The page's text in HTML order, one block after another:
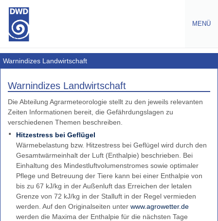
MENÜ
Warnungen
Amtliche
Warnungen
Wetterwarnungen
Europa
Gesundheit
Gefahrenindizes
-
(Wald-,
Grasbrand)
Warnindizes
Landwirtschaft
Warnindizes Landwirtschaft
Warnindizes Landwirtschaft
Die Abteilung Agrarmeteorologie stellt zu den jeweils relevanten
Zeiten Informationen bereit, die Gefährdungslagen zu
verschiedenen Themen beschreiben.
Hitzestress bei Geflügel
Wärmebelastung bzw. Hitzestress bei Geflügel wird durch den
Gesamtwärmeinhalt der Luft (Enthalpie) beschrieben. Bei
Einhaltung des Mindestluftvolumenstromes sowie optimaler
Pflege und Betreuung der Tiere kann bei einer Enthalpie von
bis zu 67 kJ/kg in der Außenluft das Erreichen der letalen
Grenze von 72 kJ/kg in der Stalluft in der Regel vermieden
werden. Auf den Originalseiten unter www.agrowetter.de
werden die Maxima der Enthalpie für die nächsten Tage